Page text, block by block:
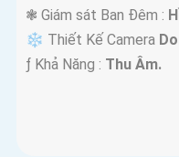
❃ Giám sát Ban Đêm :
❄ Thiết Kế Camera
️ƒ Khả Năng : Thu Âm.